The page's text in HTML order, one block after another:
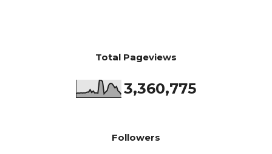
Total Pageviews
3,360,775
Followers